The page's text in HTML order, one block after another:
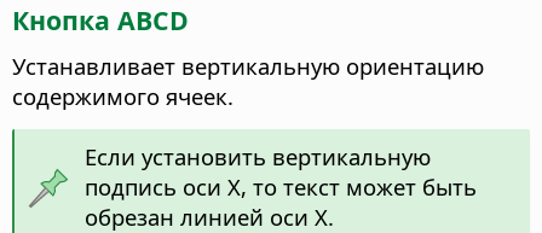
Кнопка ABCD
Устанавливает вертикальную ориентацию
содержимого ячеек.
Если установить вертикальную
подпись оси Х, то текст может быть
обрезан линией оси Х.